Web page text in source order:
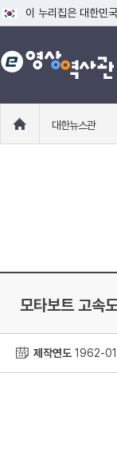
이 누리집은 대한민
공식 누리집 주소 확
go.kr 주소를 사용
로
대한뉴스관
모타보트 고속
제작연도 1962-